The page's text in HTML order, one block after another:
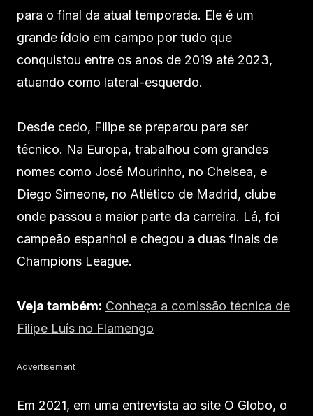
para o final da atual temporada. Ele é um
grande ídolo em campo por tudo que
conquistou entre os anos de 2019 até 2023,
atuando como lateral-esquerdo.
Desde cedo, Filipe se preparou para ser
técnico. Na Europa, trabalhou com grandes
nomes como José Mourinho, no Chelsea, e
Diego Simeone, no Atlético de Madrid, clube
onde passou a maior parte da carreira. Lá, foi
campeão espanhol e chegou a duas finais de
Champions League.
Veja também: Conheça a comissão técnica de
Filipe Luís no Flamengo
Advertisement
Em 2021, em uma entrevista ao site O Globo, o